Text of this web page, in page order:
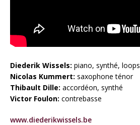
Diederik Wissels: piano, synthé, loops
Nicolas Kummert: saxophone ténor
Thibault Dille: accordéon, synthé
Victor Foulon: contrebasse
www.diederikwissels.be